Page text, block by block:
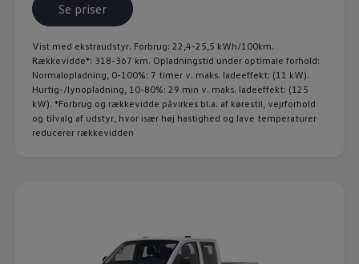
Se priser
Vist med ekstraudstyr. Forbrug: 22,4-25,5 kWh/100km.
Rækkevidde*: 318-367 km. Opladningstid under optimale forhold:
Normalopladning, 0-100%: 7 timer v. maks. ladeeffekt: (11 kW).
Hurtig-/lynopladning, 10-80%: 29 min v. maks. ladeeffekt: (125
kW). *Forbrug og rækkevidde påvirkes bl.a. af kørestil, vejrforhold
og tilvalg af udstyr, hvor især høj hastighed og lave temperaturer
reducerer rækkevidden